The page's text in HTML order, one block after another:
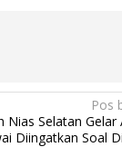
Pos
Nias Selatan Gelar
Diingatkan Soal